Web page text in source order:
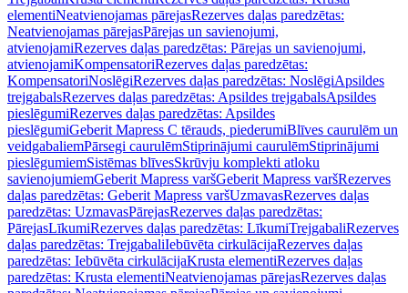
elementiNeatvienojamas pārejasRezerves daļas paredzētas:
Neatvienojamas pārejasPārejas un savienojumi,
atvienojamiRezerves daļas paredzētas: Pārejas un savienojumi,
atvienojamiKompensatoriRezerves daļas paredzētas:
KompensatoriNoslēgiRezerves daļas paredzētas: NoslēgiApsildes
trejgabalsRezerves daļas paredzētas: Apsildes trejgabalsApsildes
pieslēgumiRezerves daļas paredzētas: Apsildes
pieslēgumiGeberit Mapress C tērauds, piederumiBlīves caurulēm un
veidgabaliemPārsegi caurulēmStiprinājumi caurulēmStiprinājumi
pieslēgumiemSistēmas blīvesSkrūvju komplekti atloku
savienojumiemGeberit Mapress varšGeberit Mapress varšRezerves
daļas paredzētas: Geberit Mapress varšUzmavasRezerves daļas
paredzētas: UzmavasPārejasRezerves daļas paredzētas:
PārejasLīkumiRezerves daļas paredzētas: LīkumiTrejgabaliRezerves
daļas paredzētas: TrejgabaliIebūvēta cirkulācijaRezerves daļas
paredzētas: Iebūvēta cirkulācijaKrusta elementiRezerves daļas
paredzētas: Krusta elementiNeatvienojamas pārejasRezerves daļas